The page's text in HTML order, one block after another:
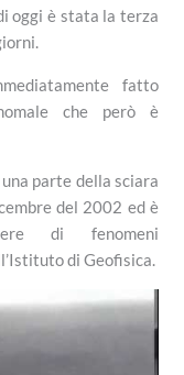
oggi è stata la terza
fatto
che però è
parte della sciara
del 2002 ed è
di fenomeni
di Geofisica.